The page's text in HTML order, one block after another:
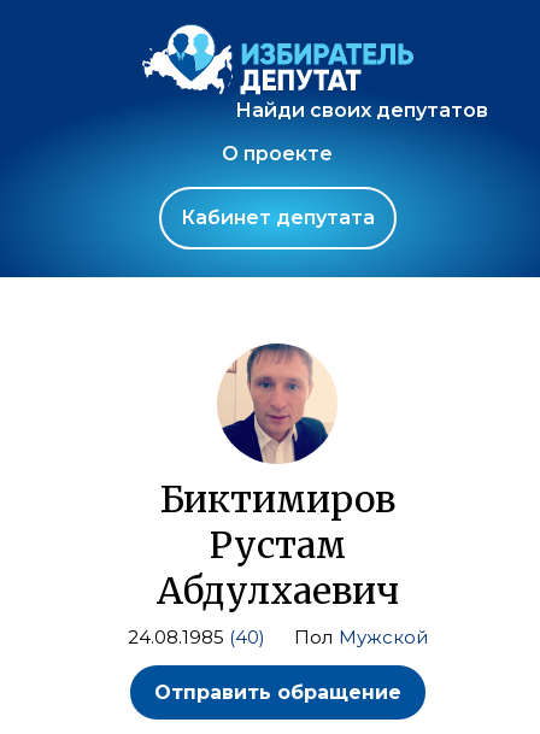
Найди своих депутатов
О проекте
Кабинет депутата
Биктимиров
Рустам
Абдулхаевич
24.08.1985 (40) Пол Мужской
Отправить обращение